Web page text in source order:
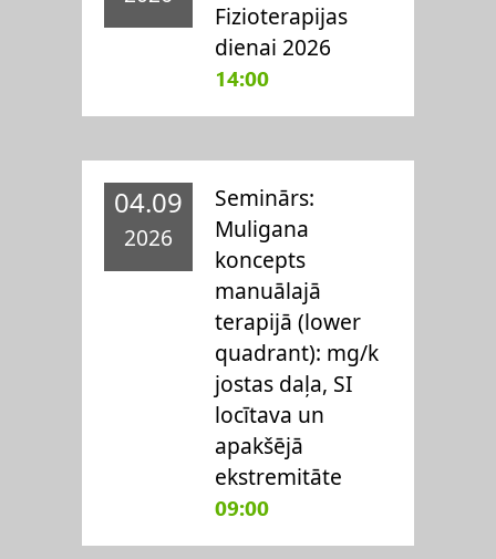
Fizioterapijas
dienai 2026
14:00
04.09
2026
Seminārs:
Muligana
koncepts
manuālajā
terapijā (lower
quadrant): mg/k
jostas daļa, SI
locītava un
apakšējā
ekstremitāte
09:00